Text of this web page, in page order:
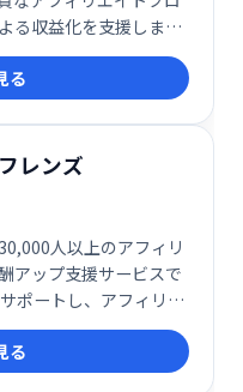
る収益化を支援しま
る
レンズ
人以上のアフィリ
アップ支援サービスで
ポートし、アフィリエ
。 無料で利用でき、手
ベテランまで幅広く
活動の成功を支援しま
る